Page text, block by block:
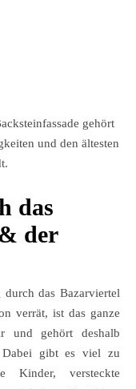
gehört
und den ältesten
das
der
das Bazarviertel
verrät, ist das ganze
und gehört deshalb
gibt es viel zu
Kinder, versteckte